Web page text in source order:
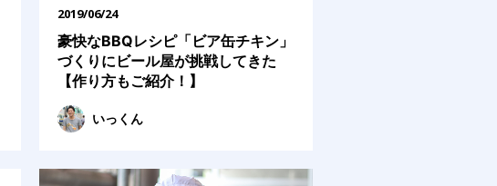
2019/06/24
豪快なBBQレシピ「ビア缶チキン」
づくりにビール屋が挑戦してきた
【作り方もご紹介！】
いっくん